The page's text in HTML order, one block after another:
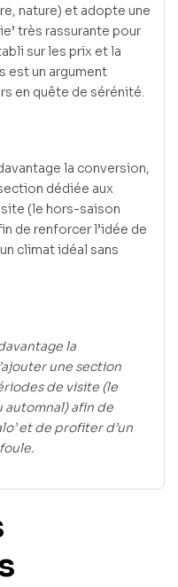
nature) et adopte une
très rassurante pour
sur les prix et la
est un argument
en quête de sérénité.
la conversion,
dédiée aux
(le hors-saison
de renforcer l’idée de
climat idéal sans
la
une section
de visite (le
afin de
et de profiter d’un